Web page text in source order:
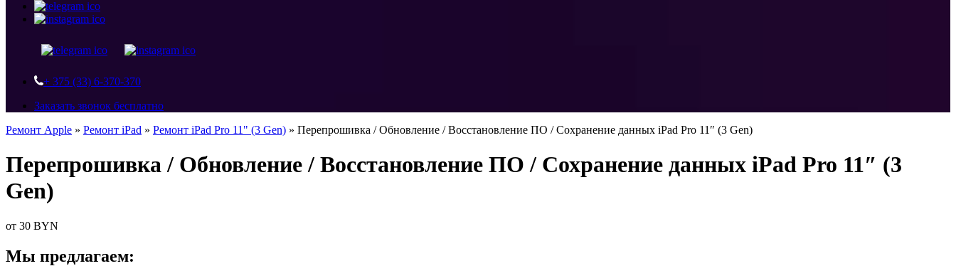
+ 375 (33) 6-370-370
Заказать звонок бесплатно
Ремонт Apple » Ремонт iPad » Ремонт iPad Pro 11" (3 Gen) » Перепрошивка / Обновление / Восстановление ПО / Сохранение данных iPad Pro 11″ (3 Gen)
Перепрошивка / Обновление / Восстановление ПО / Сохранение данных iPad Pro 11″ (3
Gen)
от 30 BYN
Мы предлагаем: